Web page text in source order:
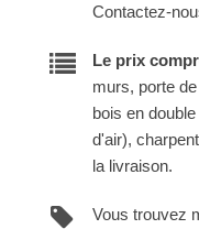
Contactez-
Le prix
murs, porte
bois en
d'air),
la livraison.
Vous trouvez